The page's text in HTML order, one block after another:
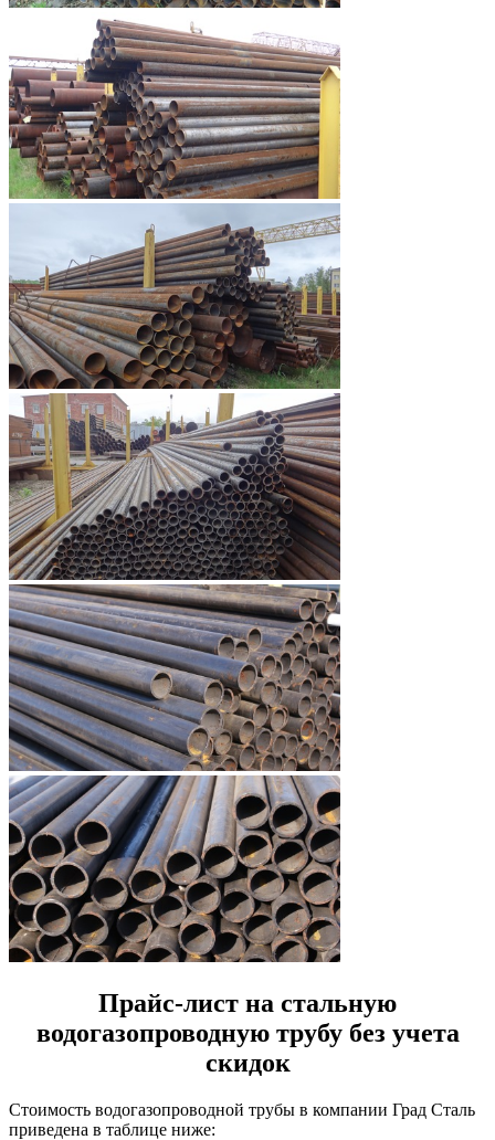
Прайс-лист на стальную
водогазопроводную трубу без учета
скидок
Стоимость водогазопроводной трубы в компании Град Сталь
приведена в таблице ниже: